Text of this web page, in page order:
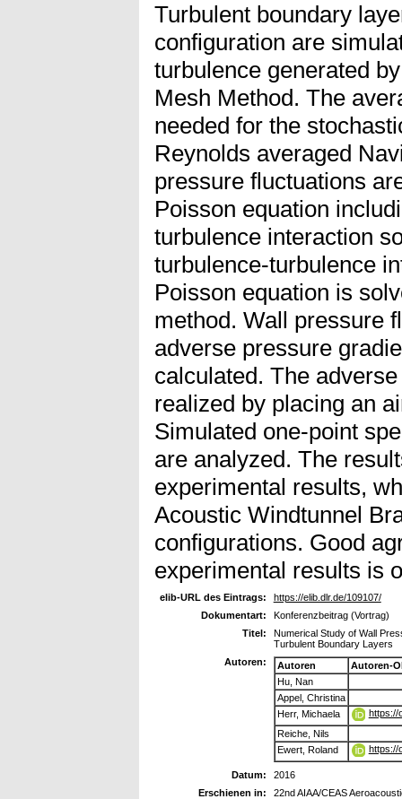
Turbulent boundary
configuration are
turbulence generated
Mesh Method. The
needed for the
Reynolds averaged
pressure fluctuations
Poisson equation
turbulence interaction
turbulence-turbulence
Poisson equation is
method. Wall pressure
adverse pressure
calculated. The
realized by placing an
Simulated one-point
are analyzed. The
experimental results,
Acoustic Windtunnel
configurations. Good
experimental results is
elib-URL des Eintrags:
https://elib.dlr.de/109107/
Dokumentart:
Konferenzbeitrag (Vortrag)
Titel:
Numerical Study of Wall
Turbulent Boundary Layers
Autoren:
Autoren
Autoren-
Hu, Nan
Appel, Christina
Herr, Michaela
https://
Reiche, Nils
Ewert, Roland
https://
Datum:
2016
Erschienen in:
22nd AIAA/CEAS